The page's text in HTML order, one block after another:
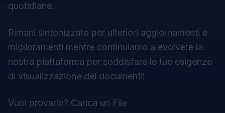
quotidiane.
Rimani sintonizzato per ulteriori aggiornamenti e
miglioramenti mentre continuiamo a evolvere la
nostra piattaforma per soddisfare le tue esigenze
di visualizzazione dei documenti!
Vuoi provarlo? Carica un File